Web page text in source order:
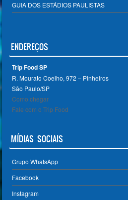
GUIA DOS ESTÁDIOS PAULISTAS
ENDEREÇOS
Trip Food SP
R. Mourato Coelho, 972 – Pinheiros
São Paulo/SP ‎
Como chegar
Fale com o Trip Food
MÍDIAS SOCIAIS
Grupo WhatsApp
Facebook
Instagram